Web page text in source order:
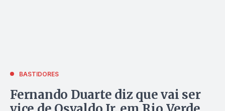
BASTIDORES
Fernando Duarte diz que vai ser